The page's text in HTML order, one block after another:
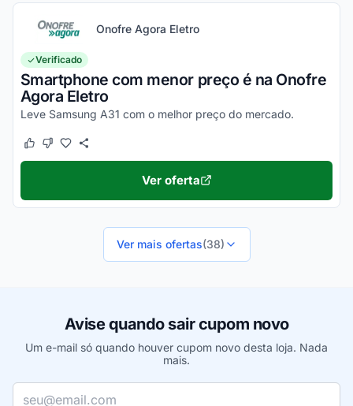
Onofre Agora Eletro
Verificado
Smartphone com menor preço é na Onofre
Agora Eletro
Leve Samsung A31 com o melhor preço do mercado.
Este cupom funcionou
Este cupom não funcionou
Ver oferta
Ver mais ofertas(38)
Avise quando sair cupom novo
Um e-mail só quando houver cupom novo desta loja. Nada
mais.
Seu e-mail